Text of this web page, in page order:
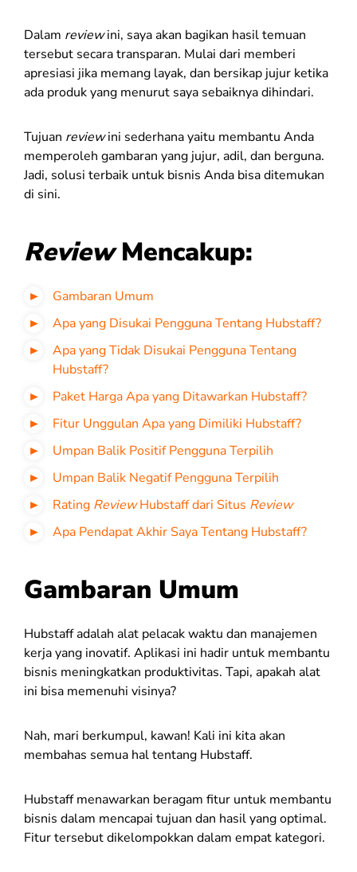
Dalam reviewini, saya akan bagikan hasil temuan
tersebut secara transparan. Mulai dari memberi
apresiasi jika memang layak, dan bersikap jujur ketika
ada produk yang menurut saya sebaiknya dihindari.
Tujuan reviewini sederhana yaitu membantu Anda
memperoleh gambaran yang jujur, adil, dan berguna.
Jadi, solusi terbaik untuk bisnis Anda bisa ditemukan
di sini.
ReviewMencakup:
Gambaran Umum
Apa yang Disukai Pengguna Tentang Hubstaff?
Apa yang Tidak Disukai Pengguna Tentang
Hubstaff?
Paket Harga Apa yang Ditawarkan Hubstaff?
Fitur Unggulan Apa yang Dimiliki Hubstaff?
Umpan Balik Positif Pengguna Terpilih
Umpan Balik Negatif Pengguna Terpilih
Rating ReviewHubstaffdari Situs Review
Apa Pendapat Akhir Saya Tentang Hubstaff?
Gambaran Umum
Hubstaff adalah alat pelacak waktu dan manajemen
kerja yang inovatif. Aplikasi ini hadir untuk membantu
bisnis meningkatkan produktivitas. Tapi, apakah alat
ini bisa memenuhi visinya?
Nah, mari berkumpul, kawan! Kali ini kita akan
membahas semua hal tentang Hubstaff.
Hubstaff menawarkan beragam fitur untuk membantu
bisnis dalam mencapai tujuan dan hasil yang optimal.
Fitur tersebut dikelompokkan dalam empat kategori.